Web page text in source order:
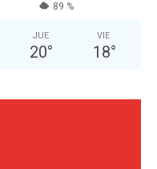
89 %
JUE
20°
VIE
18°